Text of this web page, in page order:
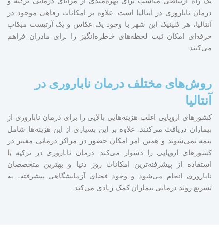
درمان ناباروری در آنتالیا است. علاوه بر امکانات رفاهی موجود در
آنتالیا، هر کلینیک این شهر با وجود یک عکاس و یک آرتیست میکاپ
حرفه‌ای امکان ثبت لحظه‌های خاطره‌انگیز را برای مادران فراهم
می‌کنند.
روش‌های مختلف درمان ناباروری در
آنتالیا
کشورهای اروپایی اغلب هزینه‌هایی بالایی را برای درمان ناباروری از
بیماران دریافت می‌کنند. علاوه بر این بسیاری از این هزینه‌ها شامل
بیمه نمی‌شوند و همین امر امکان حضور در مراکز درمانی معتبر در
کشورهای اروپایی را دشوار می‌کند. درمان ناباروری در ترکیه با
استفاده از پیشرفته‌ترین امکانات روز دنیا و بهترین متخصصان
ناباروری انجام می‌شود و وجود فضای آزمایشگاهی پیشرفته، به
تسریع روند درمانی بیماران کمک زیادی می‌کند.